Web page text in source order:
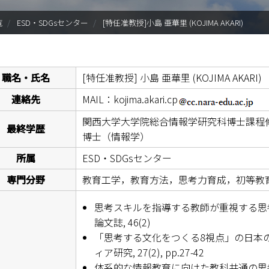
入試情報
進路・就職
教育・学生生活
国際交流・留学
産官学連携
奈良国立大学機構
図書館
教育資料館
ESD・SDGsセンター [特任准教授]小島 亜華里 (KOJIMA AKARI)
職名・氏名 [特任准教授] 小島 亜華里 (KOJIMA AKARI)
連絡先
MAIL：kojima.akari.cp
最終学歴
関西大学大学院総合情報学研究科博士課程
博士（情報学）
所属
ESD・SDGsセンター
専門分野
教育工学，教育方法， 思考力育成，初等教
思考スキルを指導する教師が重視する
論文誌, 46(2)
「思考する文化をつくる8視点」の日
ィア研究, 27(2), pp.27-42